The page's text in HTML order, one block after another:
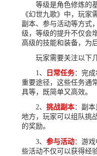
等级是角色修炼的
《幻世九歌》中，玩家
副本、参与活动等方式
级，等级的提升不仅会
高级的技能和装备，为
玩家需要关注以下
1、 日常任务：完成
重要途径，这些任务通
具等，既简单又高效。
2、 挑战副本：副本
地方，玩家可以组队挑
的奖励。
3、 参与活动：游戏
些活动不仅可以获得经